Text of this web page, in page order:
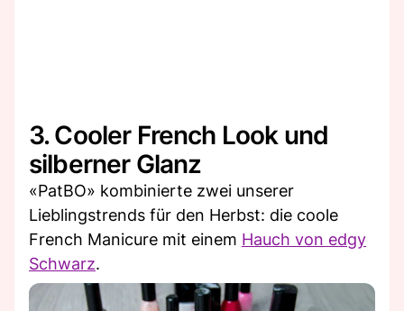
3. Cooler French Look und
silberner Glanz
«PatBO» kombinierte zwei unserer
Lieblingstrends für den Herbst: die coole
French Manicure mit einem Hauch von edgy
Schwarz.